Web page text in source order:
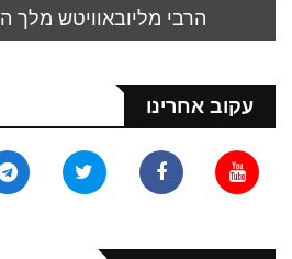
הרבי מליובאוויטש מלך
עקוב אחרינו